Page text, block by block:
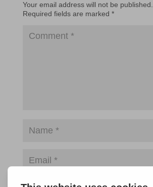
Your email address will not be published.
Required fields are marked *